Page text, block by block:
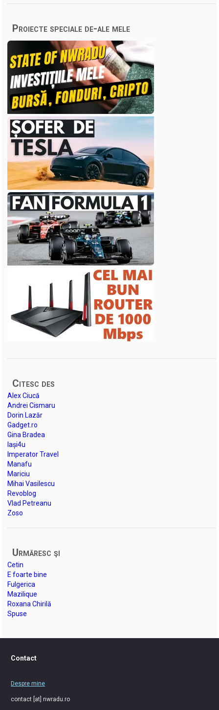
Proiecte speciale de-ale mele
Citesc des
Alex Ciucă
Andrei Cismaru
Dorin Lazăr
Gadget.ro
Gina Bradea
Iași4u
Imperator Travel
Manafu
Mariciu
Mihai Vasilescu
Revoblog
Vlad Petreanu
Zoso
Urmăresc şi
Cetin
E foarte bine
Fulgerica
Mazilique
Roxana Chirilă
Spuse
Contact
Despre mine
contact [at] nwradu.ro